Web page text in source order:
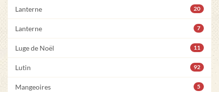
Lanterne 20
Lanterne 7
Luge de Noël 11
Lutin 92
Mangeoires 5